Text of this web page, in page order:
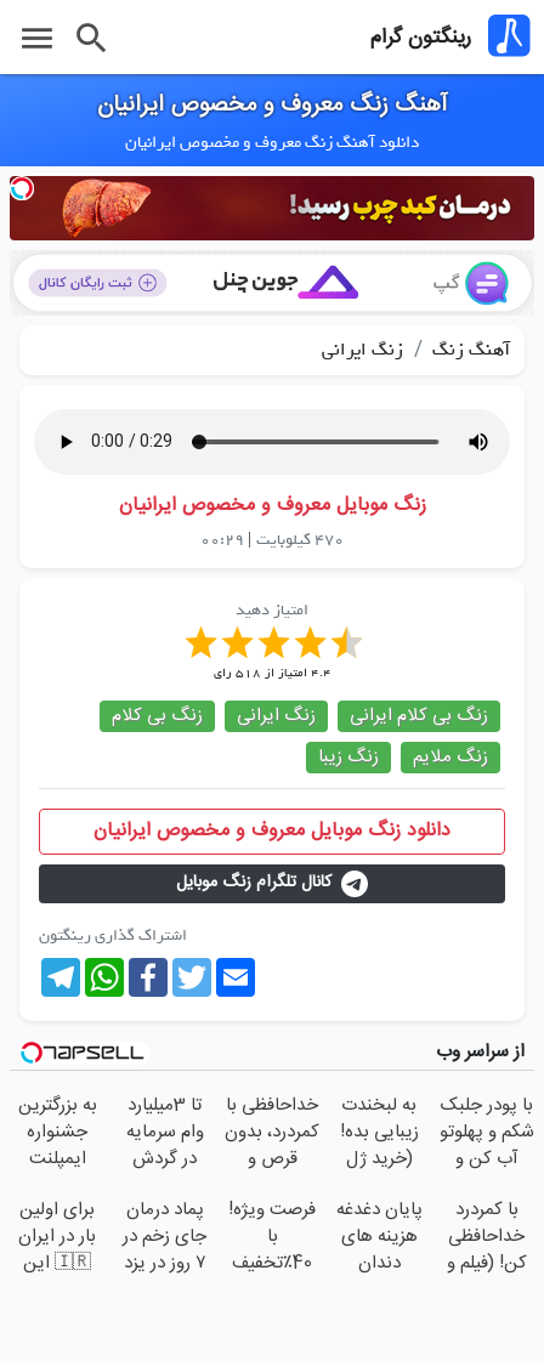
رینگتون گرام search
menu
آهنگ زنگ معروف و مخصوص ایرانیان
دانلود آهنگ زنگ معروف و مخصوص ایرانیان
آهنگ زنگ / زنگ ایرانی
زنگ موبایل معروف و مخصوص ایرانیان
470 کیلوبایت |
00:29
امتیاز دهید
4.4 امتیاز از 518رای
زنگ بی کلام ایرانی زنگ ایرانی
زنگ بی کلام
زنگ ملایم
زنگ زیبا
دانلود زنگ موبایل معروف و مخصوص ایرانیان
کانال تلگرام زنگ موبایل
اشتراک گذاری رینگتون
Telegram
WhatsAppFacebookTwitterEmail
از سراسر وب
با پودر جلبک
شکم و پهلوتو
آب کن و
شو(تخفیف
تا امشب)
به لبخندت
زیبایی بده!
(خرید ژل
دندان
با40%تخفیف)
خداحافظی با
کمردرد، بدون
قرص و
تا 3میلیارد
وام سرمایه
در گردش
=>
فروشگاهت
رو ثبت کن
به بزرگترین
جشنواره
ایمپلنت
اومدید! |
فقط ۲۵
میلیون !
با کمردرد
خداحافظی
کن! (فیلم و
پایان دغدغه
هزینه های
دندان
فرصت ویژه!
با
40٪تخفیف
پماد درمان
جای زخم در
۷ روز در یزد
برای اولین
بار در ایران
🇮🇷 این